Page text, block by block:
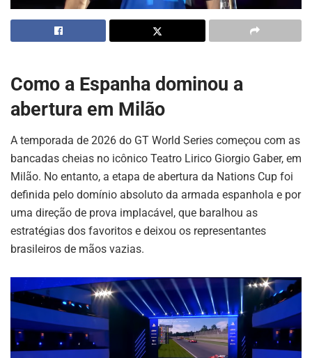
Como a Espanha dominou a
abertura em Milão
A temporada de 2026 do GT World Series começou com as
bancadas cheias no icônico Teatro Lirico Giorgio Gaber, em
Milão. No entanto, a etapa de abertura da Nations Cup foi
definida pelo domínio absoluto da armada espanhola e por
uma direção de prova implacável, que baralhou as
estratégias dos favoritos e deixou os representantes
brasileiros de mãos vazias.